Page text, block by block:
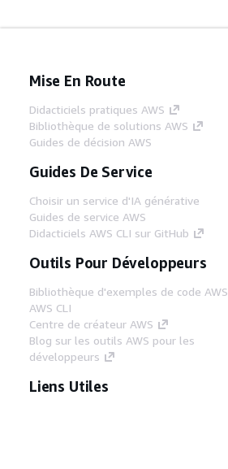
Mise En Route
Didacticiels pratiques AWS
Bibliothèque de solutions AWS
Guides de décision AWS
Guides De Service
Choisir un service d'IA générative
Guides de service AWS
Didacticiels AWS CLI sur GitHub
Outils Pour Développeurs
Bibliothèque d'exemples de code AWS
AWS CLI
Centre de créateur AWS
Blog sur les outils AWS pour les
développeurs
Liens Utiles